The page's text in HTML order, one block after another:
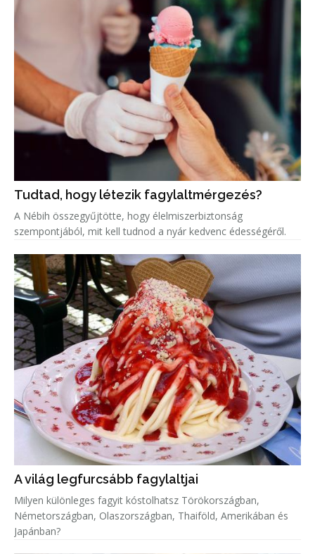
Tudtad, hogy létezik fagylaltmérgezés?
A Nébih összegyűjtötte, hogy élelmiszerbiztonság
szempontjából, mit kell tudnod a nyár kedvenc édességéről.
A világ legfurcsább fagylaltjai
Milyen különleges fagyit kóstolhatsz Törökországban,
Németországban, Olaszországban, Thaiföld, Amerikában és
Japánban?